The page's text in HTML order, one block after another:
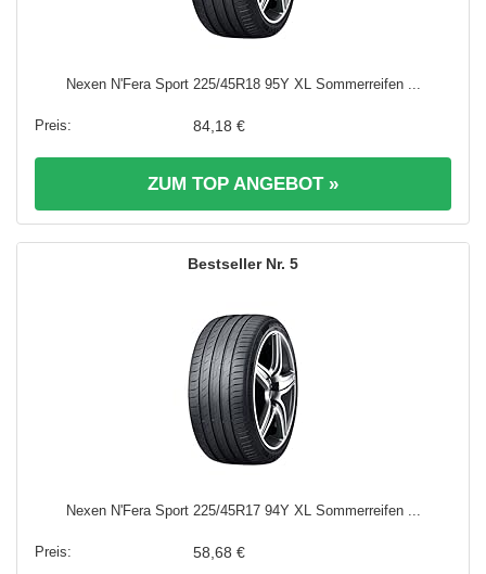
Nexen N'Fera Sport 225/45R18 95Y XL Sommerreifen ...
84,18 €
ZUM TOP ANGEBOT »
5
Nexen N'Fera Sport 225/45R17 94Y XL Sommerreifen ...
58,68 €